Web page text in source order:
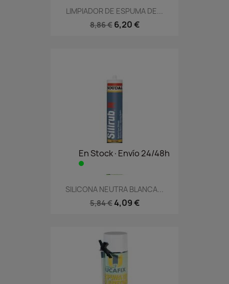
LIMPIADOR DE ESPUMA DE...
8,86 € 6,20 €
En Stock·Envío 24/48h
SILICONA NEUTRA BLANCA...
5,84 € 4,09 €